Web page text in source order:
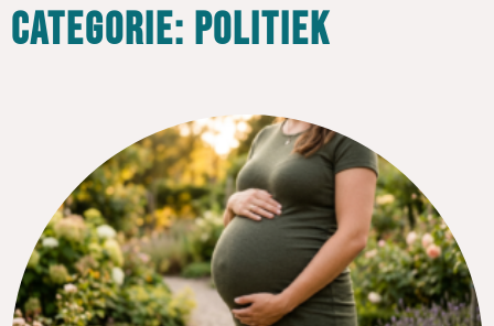
Categorie: Politiek